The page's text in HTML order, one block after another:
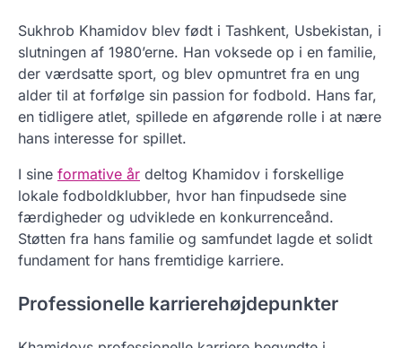
Sukhrob Khamidov blev født i Tashkent, Usbekistan, i
slutningen af 1980’erne. Han voksede op i en familie,
der værdsatte sport, og blev opmuntret fra en ung
alder til at forfølge sin passion for fodbold. Hans far,
en tidligere atlet, spillede en afgørende rolle i at nære
hans interesse for spillet.
I sine formative år deltog Khamidov i forskellige
lokale fodboldklubber, hvor han finpudsede sine
færdigheder og udviklede en konkurrenceånd.
Støtten fra hans familie og samfundet lagde et solidt
fundament for hans fremtidige karriere.
Professionelle karrierehøjdepunkter